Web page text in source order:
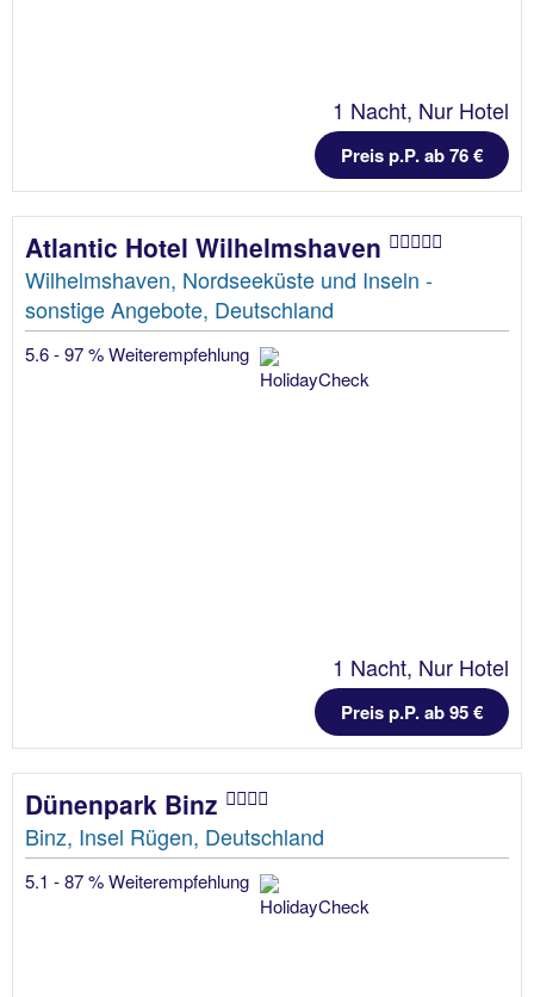
1 Nacht, Nur Hotel
Preis p.P. ab 76 €
Atlantic Hotel Wilhelmshaven
Wilhelmshaven, Nordseeküste und Inseln -
sonstige Angebote, Deutschland
5.6 - 97 % Weiterempfehlung
1 Nacht, Nur Hotel
Preis p.P. ab 95 €
Dünenpark Binz
Binz, Insel Rügen, Deutschland
5.1 - 87 % Weiterempfehlung